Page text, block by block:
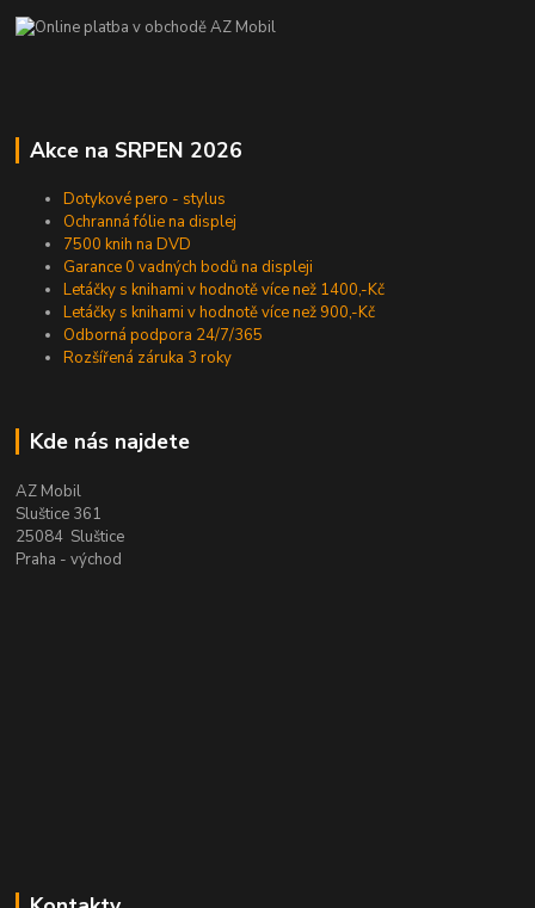
Akce na SRPEN 2026
Dotykové pero - stylus
Ochranná fólie na displej
7500 knih na DVD
Garance 0 vadných bodů na displeji
Letáčky s knihami v hodnotě více než 1400,-Kč
Letáčky s knihami v hodnotě více než 900,-Kč
Odborná podpora 24/7/365
Rozšířená záruka 3 roky
Kde nás najdete
AZ Mobil
Sluštice 361
25084 Sluštice
Praha - východ